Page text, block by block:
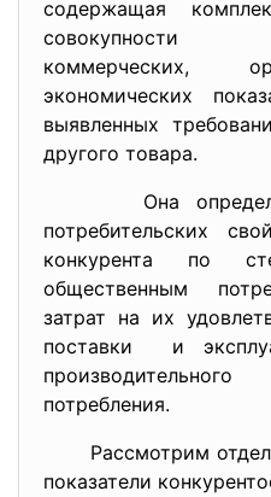
содержащая
совокупности
коммерческих,
экономических
выявленных
другого товара.
Она
потребительских
конкурента по
общественным
затрат на их
поставки и
потребления.
Рассмотрим
показатели